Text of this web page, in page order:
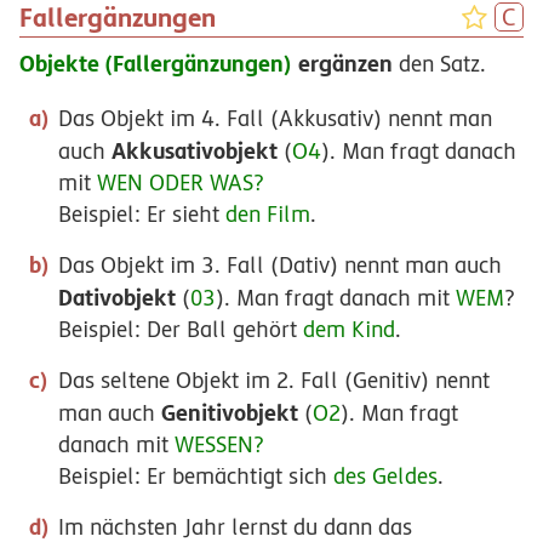
Fallergänzungen
Objekte (Fallergänzungen) ergänzen den Satz.
Das Objekt im 4. Fall (Akkusativ) nennt man
auch Akkusativobjekt (O4). Man fragt danach
mit WEN ODER WAS?
Beispiel: Er sieht den Film.
Das Objekt im 3. Fall (Dativ) nennt man auch
Dativobjekt (03). Man fragt danach mit WEM?
Beispiel: Der Ball gehört dem Kind.
Das seltene Objekt im 2. Fall (Genitiv) nennt
man auch Genitivobjekt (O2). Man fragt
danach mit WESSEN?
Beispiel: Er bemächtigt sich des Geldes.
Im nächsten Jahr lernst du dann das